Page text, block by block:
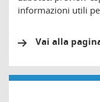
informazioni utili
Vai alla